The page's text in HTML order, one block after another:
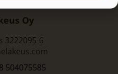
Oy
3222095-6
504075585